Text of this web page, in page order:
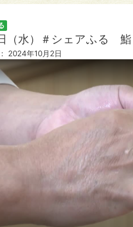
（水）＃シェアふる 鮨
2024年10月2日